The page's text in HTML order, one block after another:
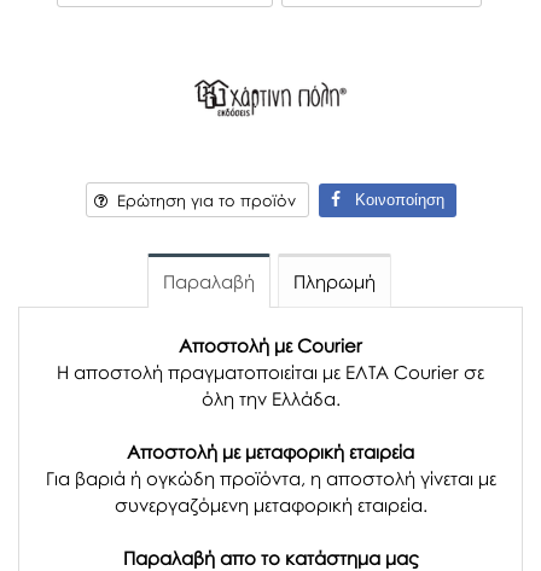
Ερώτηση για το προϊόν Κοινοποίηση
Παραλαβή Πληρωμή
Αποστολή με Courier
Η αποστολή πραγματοποιείται με ΕΛΤΑ Courier σε
όλη την Ελλάδα.
Αποστολή με μεταφορική εταιρεία
Για βαριά ή ογκώδη προϊόντα, η αποστολή γίνεται με
συνεργαζόμενη μεταφορική εταιρεία.
Παραλαβή απο το κατάστημα μας